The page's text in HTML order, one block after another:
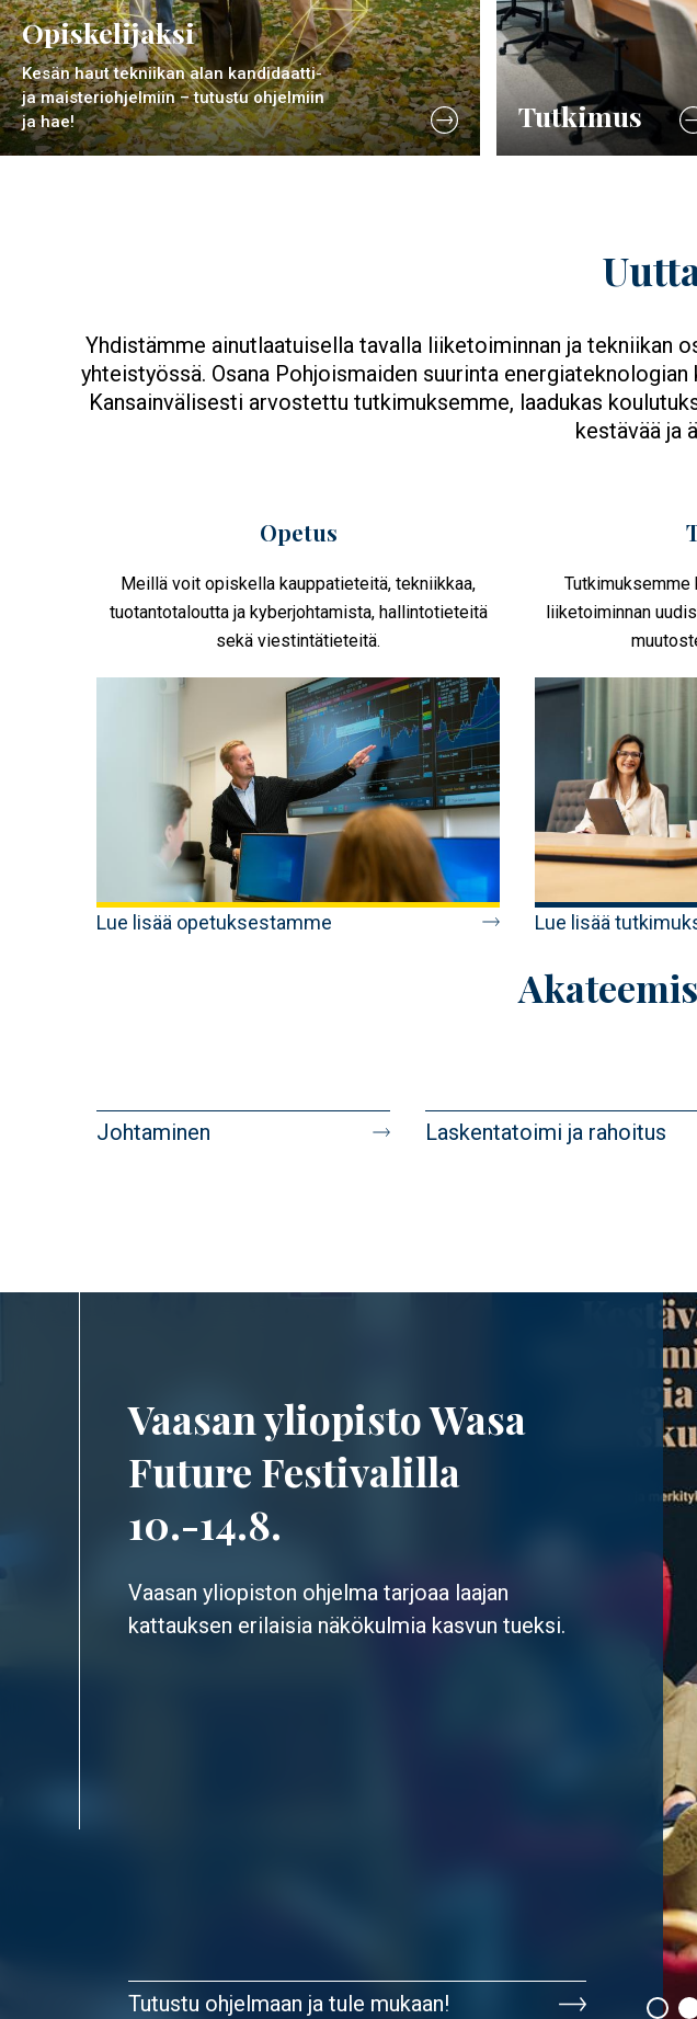
Opiskelijaksi
Kesän haut tekniikan alan kandidaatti-
ja maisteriohjelmiin – tutustu ohjelmiin
ja hae!
Tutkimus
Yhdistämme ainutlaatuisella tavalla liiketoiminnan ja
yhteistyössä. Osana Pohjoismaiden suurinta
Kansainvälisesti arvostettu tutkimuksemme, laadukas
kestävää ja
Opetus
Meillä voit opiskella kauppatieteitä, tekniikkaa,
tuotantotaloutta ja kyberjohtamista, hallintotieteitä
sekä viestintätieteitä.
Lue lisää opetuksestamme
liiketoiminnan
Lue lisää
Johtaminen Laskentatoimi ja rahoitus
Vaasan yliopisto Wasa
Future Festivalilla
10.-14.8.
Vaasan yliopiston ohjelma tarjoaa laajan
kattauksen erilaisia näkökulmia kasvun tueksi.
Tutustu ohjelmaan ja tule mukaan!